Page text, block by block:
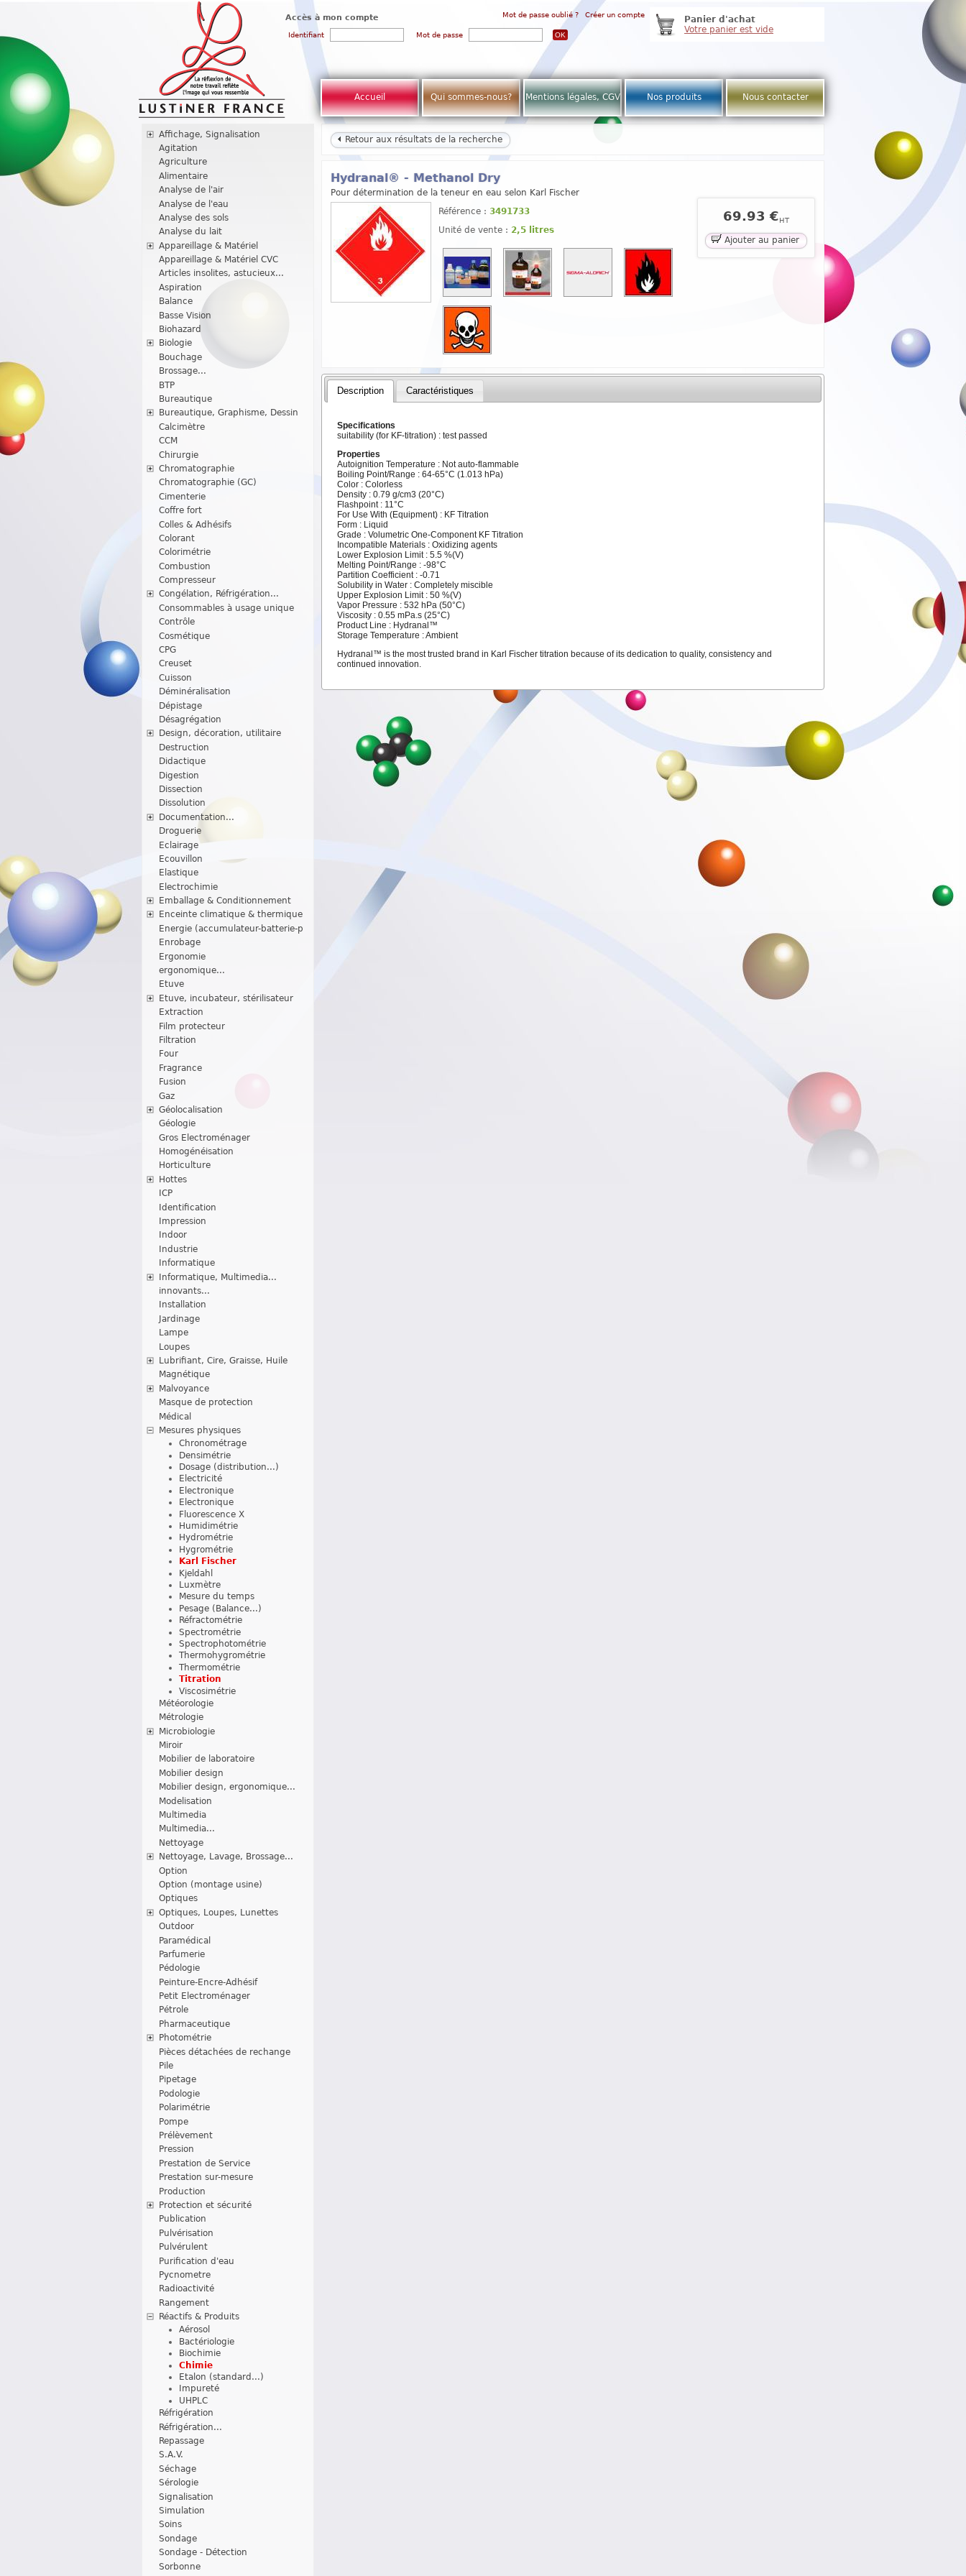
Accès à mon compte Mot de passe oublié ? Créer un compte
Identifiant Mot de passe
Panier d'achat
Votre panier est vide
Accueil Qui sommes-nous? Mentions légales, CGV Nos produits Nous contacter
Affichage, Signalisation
Agitation
Agriculture
Alimentaire
Analyse de l'air
Analyse de l'eau
Analyse des sols
Analyse du lait
Appareillage & Matériel
Appareillage & Matériel CVC
Articles insolites, astucieux...
Aspiration
Balance
Basse Vision
Biohazard
Biologie
Bouchage
Brossage...
BTP
Bureautique
Bureautique, Graphisme, Dessin
Calcimètre
CCM
Chirurgie
Chromatographie
Chromatographie (GC)
Cimenterie
Coffre fort
Colles & Adhésifs
Colorant
Colorimétrie
Combustion
Compresseur
Congélation, Réfrigération...
Consommables à usage unique
Contrôle
Cosmétique
CPG
Creuset
Cuisson
Déminéralisation
Dépistage
Désagrégation
Design, décoration, utilitaire
Destruction
Didactique
Digestion
Dissection
Dissolution
Documentation...
Droguerie
Eclairage
Ecouvillon
Elastique
Electrochimie
Emballage & Conditionnement
Enceinte climatique & thermique
Energie (accumulateur-batterie-p
Enrobage
Ergonomie
ergonomique...
Etuve
Etuve, incubateur, stérilisateur
Extraction
Film protecteur
Filtration
Four
Fragrance
Fusion
Gaz
Géolocalisation
Géologie
Gros Electroménager
Homogénéisation
Horticulture
Hottes
ICP
Identification
Impression
Indoor
Industrie
Informatique
Informatique, Multimedia...
innovants...
Installation
Jardinage
Lampe
Loupes
Lubrifiant, Cire, Graisse, Huile
Magnétique
Malvoyance
Masque de protection
Médical
Mesures physiques
Chronométrage
Densimétrie
Dosage (distribution...)
Electricité
Electronique
Electronique
Fluorescence X
Humidimétrie
Hydrométrie
Hygrométrie
Karl Fischer
Kjeldahl
Luxmètre
Mesure du temps
Pesage (Balance...)
Réfractométrie
Spectrométrie
Spectrophotométrie
Thermohygrométrie
Thermométrie
Titration
Viscosimétrie
Météorologie
Métrologie
Microbiologie
Miroir
Mobilier de laboratoire
Mobilier design
Mobilier design, ergonomique...
Modelisation
Multimedia
Multimedia...
Nettoyage
Nettoyage, Lavage, Brossage...
Option
Option (montage usine)
Optiques
Optiques, Loupes, Lunettes
Outdoor
Paramédical
Parfumerie
Pédologie
Peinture-Encre-Adhésif
Petit Electroménager
Pétrole
Pharmaceutique
Photométrie
Pièces détachées de rechange
Pile
Pipetage
Podologie
Polarimétrie
Pompe
Prélèvement
Pression
Prestation de Service
Prestation sur-mesure
Production
Protection et sécurité
Publication
Pulvérisation
Pulvérulent
Purification d'eau
Pycnometre
Radioactivité
Rangement
Réactifs & Produits
Aérosol
Bactériologie
Biochimie
Chimie
Etalon (standard...)
Impureté
UHPLC
Réfrigération
Réfrigération...
Repassage
S.A.V.
Séchage
Sérologie
Signalisation
Simulation
Soins
Sondage
Sondage - Détection
Sorbonne
Retour aux résultats de la recherche
Hydranal® - Methanol Dry
Pour détermination de la teneur en eau selon Karl Fischer
Référence : 3491733
Unité de vente : 2,5 litres
69.93 € HT
Ajouter au panier
Description Caractéristiques
Specifications
suitability (for KF-titration) : test passed
Properties
Autoignition Temperature : Not auto-flammable
Boiling Point/Range : 64-65°C (1.013 hPa)
Color : Colorless
Density : 0.79 g/cm3 (20°C)
Flashpoint : 11°C
For Use With (Equipment) : KF Titration
Form : Liquid
Grade : Volumetric One-Component KF Titration
Incompatible Materials : Oxidizing agents
Lower Explosion Limit : 5.5 %(V)
Melting Point/Range : -98°C
Partition Coefficient : -0.71
Solubility in Water : Completely miscible
Upper Explosion Limit : 50 %(V)
Vapor Pressure : 532 hPa (50°C)
Viscosity : 0.55 mPa.s (25°C)
Product Line : Hydranal™
Storage Temperature : Ambient
Hydranal™ is the most trusted brand in Karl Fischer titration because of its dedication to quality, consistency and
continued innovation.